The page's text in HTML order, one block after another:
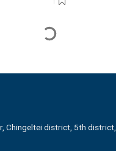
Chingeltei district, 5th district,